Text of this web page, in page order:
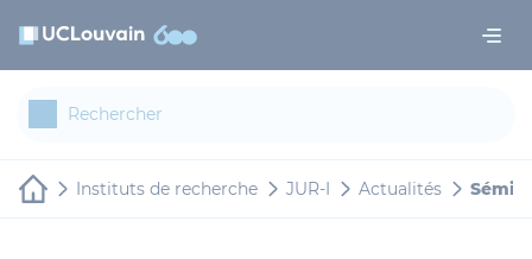
Instituts de recherche JUR-I Actualités